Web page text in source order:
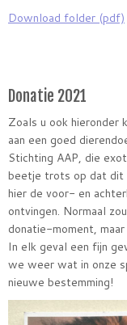
Download folder (pdf)
Donatie 2021
Zoals u ook hieronder
aan een goed
Stichting AAP, die
beetje trots op dat dit
hier de voor- en
ontvingen. Normaal
donatie-moment,
In elk geval een fijn
we weer wat in onze
nieuwe bestemming!